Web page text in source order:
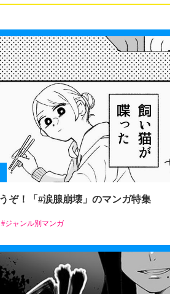
ぞ！「#涙腺崩壊」のマンガ特集
ジャンル別マンガ